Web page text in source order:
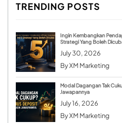
TRENDING POSTS
Ingin Kembangkan
Strategi Yang Boleh
July 30, 2026
ByXM Marketing
Modal Dagangan Tak
Jawapannya
July 16, 2026
ByXM Marketing